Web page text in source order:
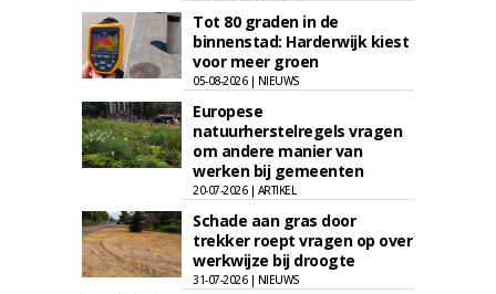
Tot 80 graden in de
binnenstad: Harderwijk kiest
voor meer groen
05-08-2026 | NIEUWS
Europese
natuurherstelregels vragen
om andere manier van
werken bij gemeenten
20-07-2026 | ARTIKEL
Schade aan gras door
trekker roept vragen op over
werkwijze bij droogte
31-07-2026 | NIEUWS